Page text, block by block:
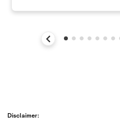
Disclaimer: